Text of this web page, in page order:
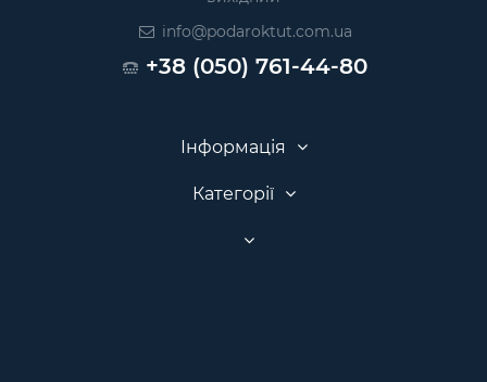
info@podaroktut.com.ua
+38 (050) 761-44-80
Інформація
Категорії